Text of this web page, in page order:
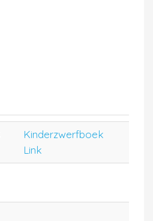
Kinderzwerfboek
Link